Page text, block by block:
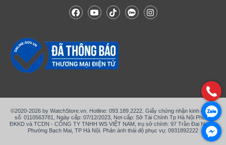
©2020-2026 by WatchStore.vn. Hotline: 093.189.2222. Giấy chứng nhận kinh doanh
số: 0110563781, Ngày cấp: 07/12/2023, Nơi cấp: Sở Tài Chính Tp Hà Nội Phòng
ĐKKD và TCDN - CÔNG TY TNHH WS VIỆT NAM, trụ sở chính: 97 Trần Đại Nghĩa,
Phường Bạch Mai, TP Hà Nội. Phản ánh thái độ phục vụ: 0931892222